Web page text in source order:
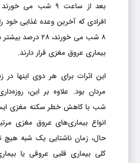
بعد از ساعت ۹ شب می
افرادی که آخرین وعده غذایی خود
۸ شب می خورند، ۲۸
بیماری عروق مغزی قرار دارند.
این اثرات برای هر دوی اینها در
مردان بود. علاوه بر این،
شب با کاهش خطر سکته مغزی
انواع بیماری‌های عروق مغزی
حال، زمان ناشتایی یک شبه هیچ
کلی بیماری قلبی عروقی یا